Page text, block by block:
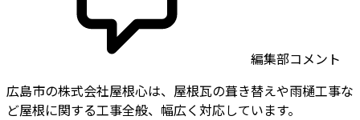
編集部コメント
広島市の株式会社屋根心は、屋根瓦の葺き替えや雨樋工事な
ど屋根に関する工事全般、幅広く対応しています。